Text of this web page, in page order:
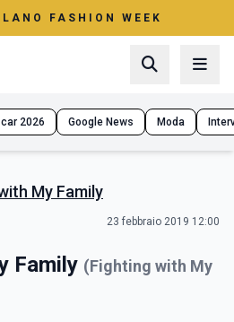
FASHION WEEK
2026 Google News Moda
My Family
23 febbraio 2019 12:00
Family (Fighting with My